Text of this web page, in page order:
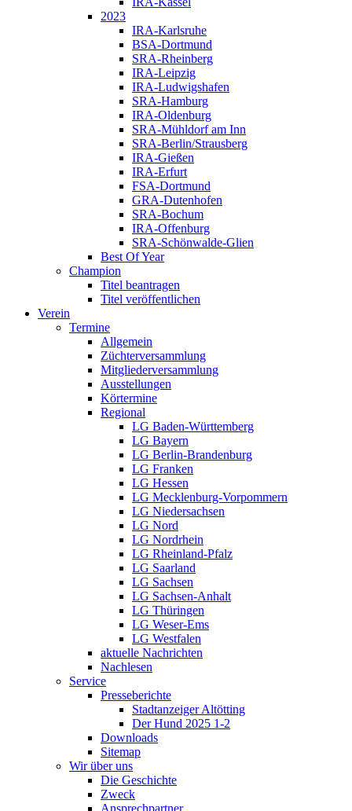
2023
IRA-Karlsruhe
BSA-Dortmund
SRA-Rheinberg
IRA-Leipzig
IRA-Ludwigshafen
SRA-Hamburg
IRA-Oldenburg
SRA-Mühldorf am Inn
SRA-Berlin/Strausberg
IRA-Gießen
IRA-Erfurt
FSA-Dortmund
GRA-Dutenhofen
SRA-Bochum
IRA-Offenburg
SRA-Schönwalde-Glien
Best Of Year
Champion
Titel beantragen
Titel veröffentlichen
Verein
Termine
Allgemein
Züchterversammlung
Mitgliederversammlung
Ausstellungen
Körtermine
Regional
LG Baden-Württemberg
LG Bayern
LG Berlin-Brandenburg
LG Franken
LG Hessen
LG Mecklenburg-Vorpommern
LG Niedersachsen
LG Nord
LG Nordrhein
LG Rheinland-Pfalz
LG Saarland
LG Sachsen
LG Sachsen-Anhalt
LG Thüringen
LG Weser-Ems
LG Westfalen
aktuelle Nachrichten
Nachlesen
Service
Presseberichte
Stadtanzeiger Altötting
Der Hund 2025 1-2
Downloads
Sitemap
Wir über uns
Die Geschichte
Zweck
Ansprechpartner